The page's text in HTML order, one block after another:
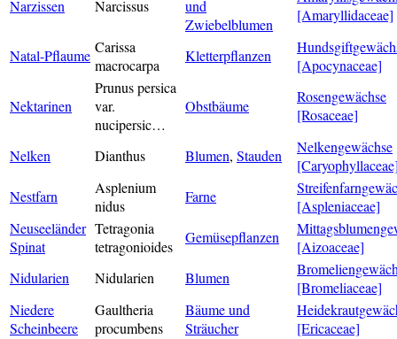
Narzissen Narcissus
und
Zwiebelblumen
[Amaryllidaceae]
Natal-Pflaume Carissa
macrocarpa
Kletterpflanzen
[Apocynaceae]
Nektarinen
Prunus persica
var.
nucipersic…
Obstbäume
Rosengewächse
[Rosaceae]
Nelken Dianthus Blumen, Stauden
Nelkengewächse
Nestfarn
Asplenium
nidus
Farne
[Aspleniaceae]
Neuseeländer
Spinat
Tetragonia
tetragonioides
Gemüsepflanzen
[Aizoaceae]
Nidularien
Nidularien Blumen
[Bromeliaceae]
Niedere
Scheinbeere
Gaultheria
procumbens
Bäume und
Sträucher
[Ericaceae]